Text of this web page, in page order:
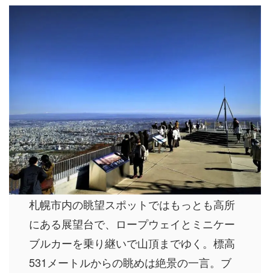
札幌市内の眺望スポットではもっとも高所
にある展望台で、ロープウェイとミニケー
ブルカーを乗り継いで山頂までゆく。標高
531メートルからの眺めは絶景の一言。ブ